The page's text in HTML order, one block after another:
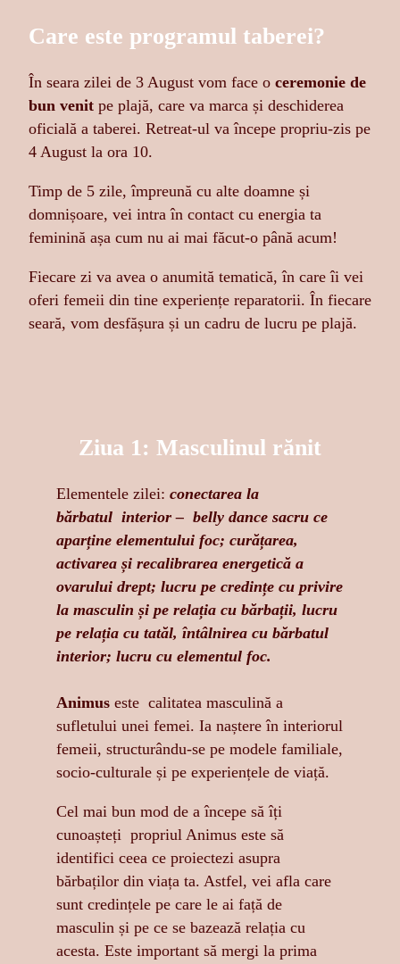
Care este programul taberei?
În seara zilei de 3 August vom face o ceremonie de
bun venit pe plajă, care va marca și deschiderea
oficială a taberei. Retreat-ul va începe propriu-zis pe
4 August la ora 10.
Timp de 5 zile, împreună cu alte doamne și
domnișoare, vei intra în contact cu energia ta
feminină așa cum nu ai mai făcut-o până acum!
Fiecare zi va avea o anumită tematică, în care îi vei
oferi femeii din tine experiențe reparatorii. În fiecare
seară, vom desfășura și un cadru de lucru pe plajă.
Ziua 1: Masculinul rănit
Elementele zilei: conectarea la
bărbatul interior – belly dance sacru ce
aparține elementului foc; curățarea,
activarea și recalibrarea energetică a
ovarului drept; lucru pe credințe cu privire
la masculin și pe relația cu bărbații, lucru
pe relația cu tatăl, întâlnirea cu bărbatul
interior; lucru cu elementul foc.
Animuseste calitatea masculină a
sufletului unei femei. Ia naștere în interiorul
femeii, structurându-se pe modele familiale,
socio-culturale și pe experiențele de viață.
Cel mai bun mod de a începe să îți
cunoașteți propriul Animus este să
identifici ceea ce proiectezi asupra
bărbaților din viața ta. Astfel, vei afla care
sunt credințele pe care le ai față de
masculin și pe ce se bazează relația cu
acesta. Este important să mergi la prima